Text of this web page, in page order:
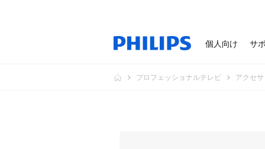
個人向け サ
プロフェッショナルテレビ アクセ